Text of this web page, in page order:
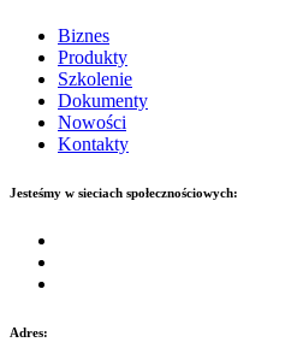
Biznes
Produkty
Szkolenie
Dokumenty
Nowości
Kontakty
Jesteśmy w sieciach społecznościowych:
Adres: